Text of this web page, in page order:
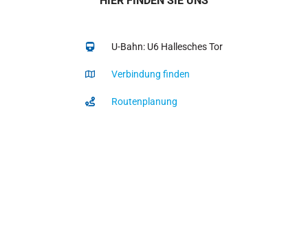
U-Bahn: U6 Hallesches Tor
Verbindung finden
Routenplanung